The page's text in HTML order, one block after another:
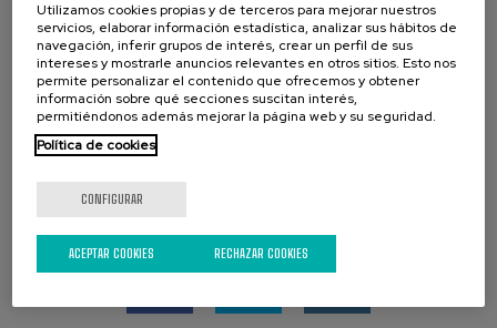
REDES SOCIALES
Utilizamos cookies propias y de terceros para mejorar nuestros
servicios, elaborar información estadística, analizar sus hábitos de
navegación, inferir grupos de interés, crear un perfil de sus
intereses y mostrarle anuncios relevantes en otros sitios. Esto nos
permite personalizar el contenido que ofrecemos y obtener
información sobre qué secciones suscitan interés,
permitiéndonos además mejorar la página web y su seguridad.
Política de cookies
CONFIGURAR
RECHAZAR COOKIES
ACEPTAR COOKIES